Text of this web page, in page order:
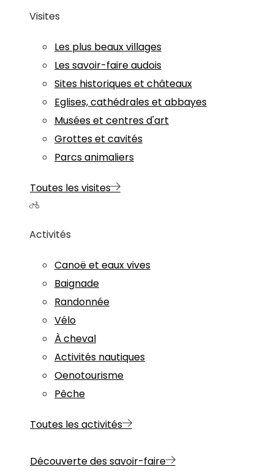
Visites
Les plus beaux villages
Les savoir-faire audois
Sites historiques et châteaux
Eglises, cathédrales et abbayes
Musées et centres d'art
Grottes et cavités
Parcs animaliers
Toutes les visites
Activités
Canoë et eaux vives
Baignade
Randonnée
Vélo
À cheval
Activités nautiques
Oenotourisme
Pêche
Toutes les activités
Découverte des savoir-faire